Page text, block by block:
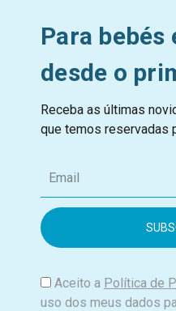
Para bebés
desde o
Receba as últimas
que temos reservadas
m
i
Aceito a Política de
uso dos meus dados